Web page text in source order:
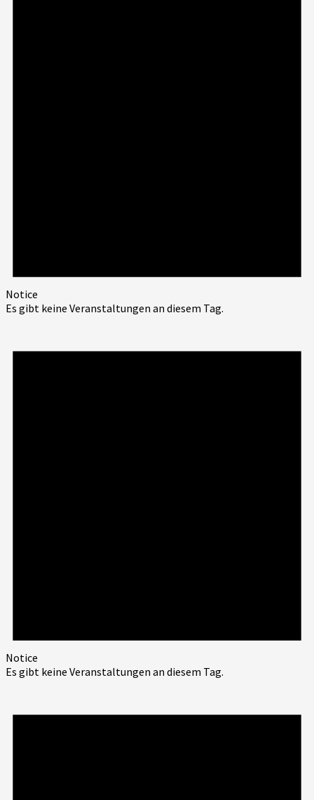
Notice
Es gibt keine Veranstaltungen an diesem Tag.
Notice
Es gibt keine Veranstaltungen an diesem Tag.